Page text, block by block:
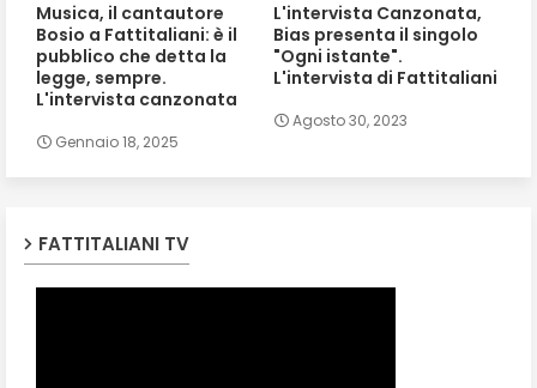
Musica, il cantautore
Bosio a Fattitaliani: è il
pubblico che detta la
legge, sempre.
L'intervista canzonata
Gennaio 18, 2025
L'intervista Canzonata,
Bias presenta il singolo
"Ogni istante".
L'intervista di Fattitaliani
Agosto 30, 2023
FATTITALIANI TV